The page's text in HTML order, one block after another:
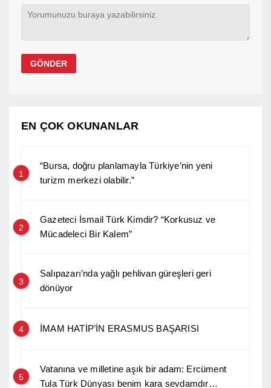
EN ÇOK OKUNANLAR
1
“Bursa, doğru planlamayla Türkiye’nin yeni
turizm merkezi olabilir.”
2
Gazeteci İsmail Türk Kimdir? “Korkusuz ve
Mücadeleci Bir Kalem”
3
Salıpazarı’nda yağlı pehlivan güreşleri geri
dönüyor
4 İMAM HATİP’İN ERASMUS BAŞARISI
5
Vatanına ve milletine aşık bir adam: Ercüment
Tula Türk Dünyası benim kara sevdamdır…